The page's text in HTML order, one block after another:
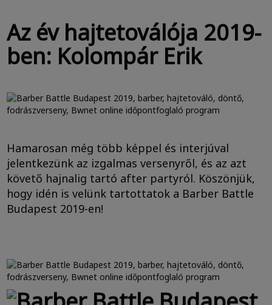
Az év hajtetoválója 2019-
ben: Kolompár Erik
Hamarosan még több képpel és interjúval
jelentkezünk az izgalmas versenyről, és az azt
követő hajnalig tartó after partyról. Köszönjük,
hogy idén is velünk tartottatok a Barber Battle
Budapest 2019-en!